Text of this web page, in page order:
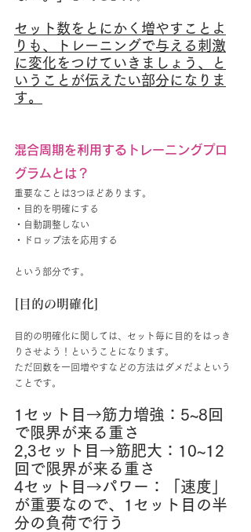
セット数をとにかく増やすことよ
りも、トレーニングで与える刺激
に変化をつけていきましょう、と
いうことが伝えたい部分になりま
す。
混合周期を利用するトレーニングプロ
グラムとは？
重要なことは3つほどあります。
・目的を明確にする
・自動調整しない
・ドロップ法を応用する
という部分です。
[目的の明確化]
目的の明確化に関しては、セット毎に目的をはっき
りさせよう！ということになります。
ただ回数を一回増やすなどの方法はダメだよという
ことです。
1セット目→筋力増強：5~8回
で限界が来る重さ
2,3セット目→筋肥大：10~12
回で限界が来る重さ
4セット目→パワー：「速度」
が重要なので、1セット目の半
分の負荷で行う